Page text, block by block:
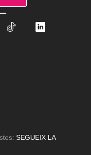
SEGUEIX LA